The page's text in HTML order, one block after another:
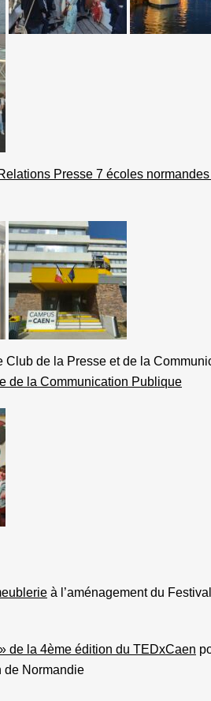
Presse 7 écoles
Club de la Presse et de la
de la Communication Publique
à l’aménagement du
de la 4ème édition du TEDxCaen
de Normandie